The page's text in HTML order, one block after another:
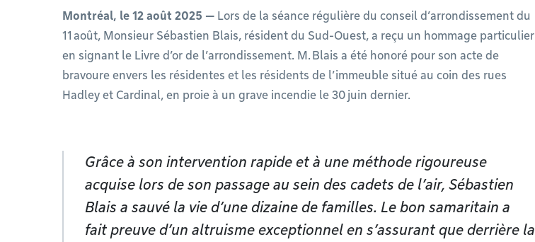
Montréal, le 12 août 2025 — Lors de la séance régulière du conseil d’arrondissement du
11 août, Monsieur Sébastien Blais, résident du Sud-Ouest, a reçu un hommage particulier
en signant le Livre d’or de l’arrondissement. M. Blais a été honoré pour son acte de
bravoure envers les résidentes et les résidents de l’immeuble situé au coin des rues
Hadley et Cardinal, en proie à un grave incendie le 30 juin dernier.
Grâce à son intervention rapide et à une méthode rigoureuse
acquise lors de son passage au sein des cadets de l’air, Sébastien
Blais a sauvé la vie d’une dizaine de familles. Le bon samaritain a
fait preuve d’un altruisme exceptionnel en s’assurant que derrière la